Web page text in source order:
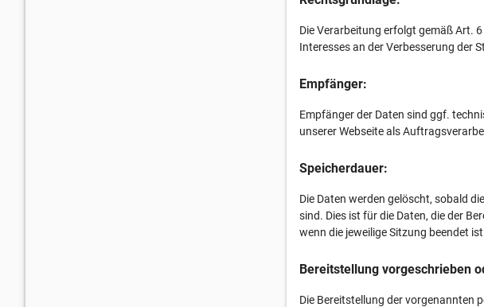
Die Verarbeitung erfolgt gemäß Art.
Interesses an der Verbesserung der
Empfänger:
Empfänger der Daten sind ggf.
unserer Webseite als
Speicherdauer:
Die Daten werden gelöscht, sobald
sind. Dies ist für die Daten, die der
wenn die jeweilige Sitzung beendet
Bereitstellung vorgeschrieben
Die Bereitstellung der vorgenannten